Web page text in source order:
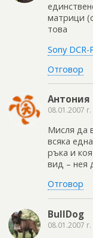
матрици
това
Sony
Отговор
Антония
08.01.2007 г.
Мисля да
всяка
ръка и
вид – нея
Отговор
BullDog
08.01.2007 г.